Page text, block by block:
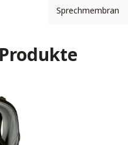
Sprechmembran